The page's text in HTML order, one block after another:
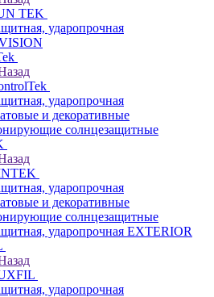
TEK
ударопрочная
ударопрочная
и декоративные
солнцезащитные
ударопрочная
и декоративные
солнцезащитные
ударопрочная EXTERIOR
ударопрочная